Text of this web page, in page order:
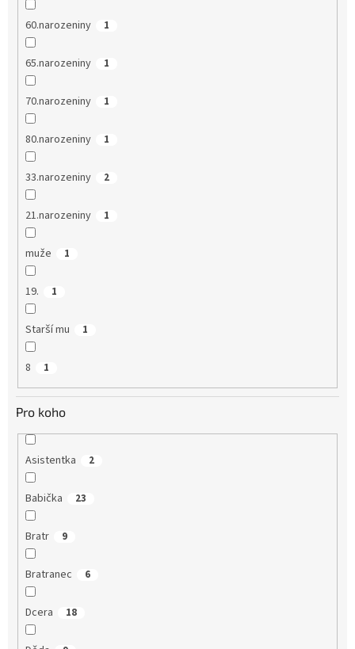
60.narozeniny 1
65.narozeniny 1
70.narozeniny 1
80.narozeniny 1
33.narozeniny 2
21.narozeniny 1
muže 1
19. 1
Starší mu 1
8 1
Pro koho
Asistentka 2
Babička 23
Bratr 9
Bratranec 6
Dcera 18